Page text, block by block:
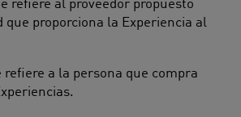
refiere al proveedor propuesto
que proporciona la Experiencia al
refiere a la persona que compra